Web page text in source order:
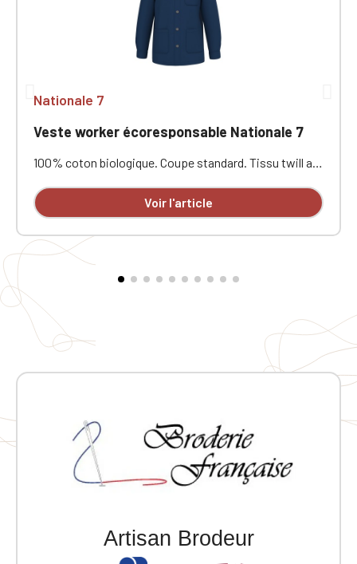
Nationale 7
Veste worker écoresponsable Nationale 7
100% coton biologique. Coupe standard. Tissu twill au
boutonnage avec boutons en plastique recyclé effet
corne. Poche poitrine plaquée côté cœur et deux
col fantaisie. Doublure intérieure volante en haut de
vêtement avec patch de personnalisation en matière
principale et bride de suspension à l’intérieur du
Empiècement dos. Ourlet simple surpiqûre bas de
vêtement. Vêtement lavé après montage : les couleurs
peuvent légèrement varier d’une pièce à
l’autre.Personnalisé en broderie à l'unité
Voir l'article
Artisan Brodeur